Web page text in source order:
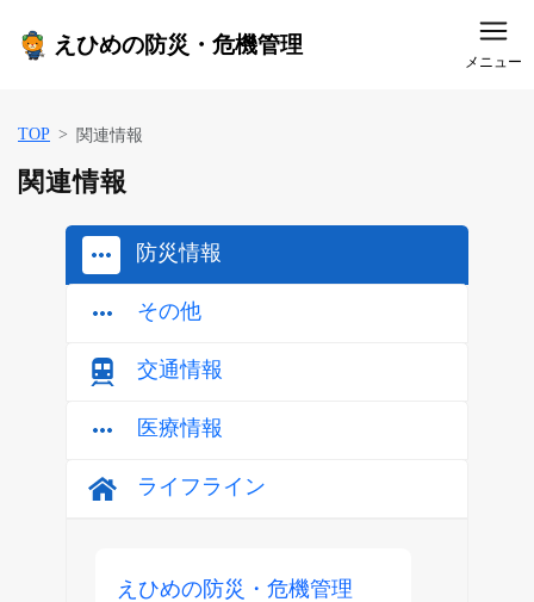
えひめの防災・危機管理
メニュー
TOP 関連情報
関連情報
防災情報
その他
交通情報
医療情報
ライフライン
えひめの防災・危機管理